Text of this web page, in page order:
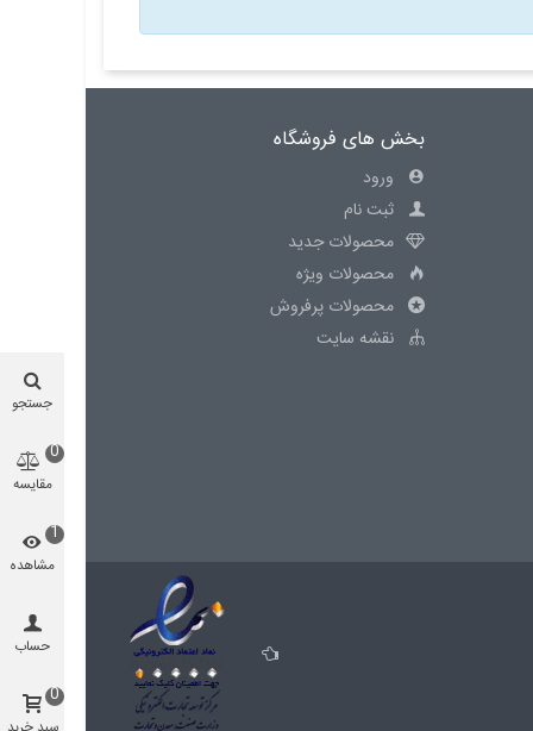
بخش های فروشگاه
ورود
ثبت نام
محصولات جدید
محصولات ویژه
محصولات پرفروش
نقشه سایت
جستجو
مقایسه
0
مشاهده
1
حساب
0